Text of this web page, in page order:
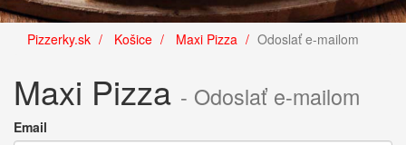
Pizzerky.sk Košice Maxi Pizza Odoslať e-mailom
Maxi Pizza - Odoslať e-mailom
Email